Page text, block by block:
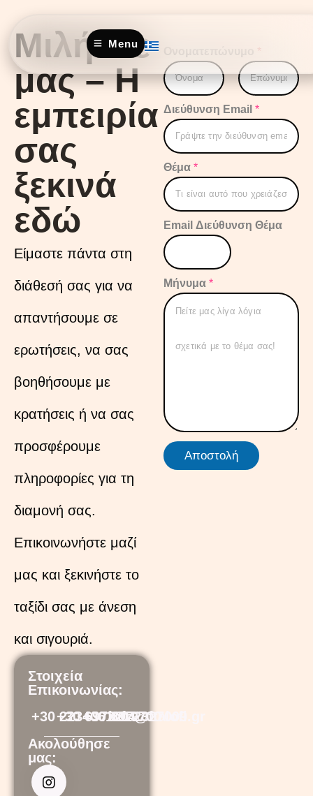
Menu
Μιλήστε
μας – Η
εμπειρία
σας
ξεκινά
εδώ
Είμαστε πάντα στη
διάθεσή σας για να
απαντήσουμε σε
ερωτήσεις, να σας
βοηθήσουμε με
κρατήσεις ή να σας
προσφέρουμε
πληροφορίες για τη
διαμονή σας.
Επικοινωνήστε μαζί
μας και ξεκινήστε το
ταξίδι σας με άνεση
και σιγουριά.
Στοιχεία
Επικοινωνίας:
+30 2234061104
+30 6973219700
+30 6972327009
info@ftalofi.gr
Ακολούθησε
μας:
*
First Last
Διεύθυνση Email *
Θέμα *
Email Διεύθυνση Θέμα
Μήνυμα *
Αποστολή